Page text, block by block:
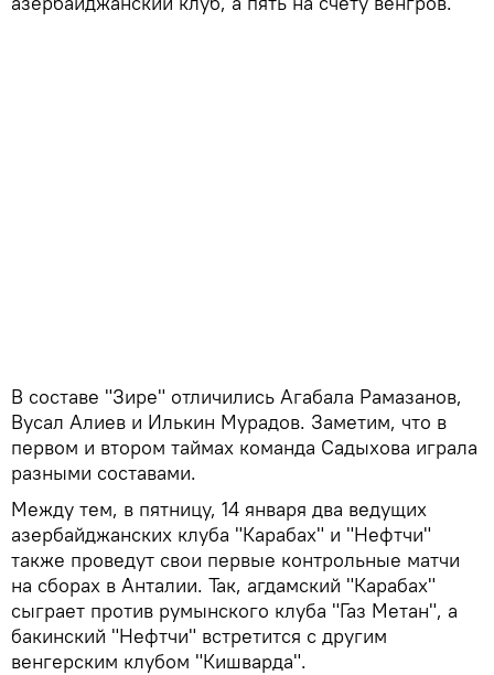
В составе "Зире" отличились Агабала Рамазанов,
Вусал Алиев и Илькин Мурадов. Заметим, что в
первом и втором таймах команда Садыхова играла
разными составами.
Между тем, в пятницу, 14 января два ведущих
азербайджанских клуба "Карабах" и "Нефтчи"
также проведут свои первые контрольные матчи
на сборах в Анталии. Так, агдамский "Карабах"
сыграет против румынского клуба "Газ Метан", а
бакинский "Нефтчи" встретится с другим
венгерским клубом "Кишварда".